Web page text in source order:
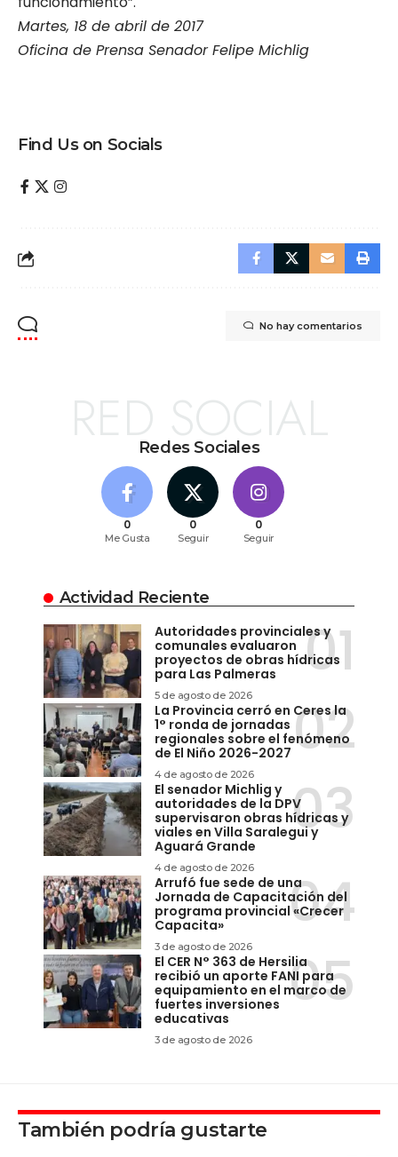
Martes, 18 de abril de 2017
Oficina de Prensa Senador Felipe Michlig
Find Us on Socials
No hay comentarios
Redes Sociales
RED SOCIAL
0
Me Gusta
0
Seguir
0
Seguir
Actividad Reciente
Autoridades provinciales y
comunales evaluaron
proyectos de obras hídricas
para Las Palmeras
5 de agosto de 2026
La Provincia cerró en Ceres la
1° ronda de jornadas
regionales sobre el fenómeno
de El Niño 2026-2027
4 de agosto de 2026
El senador Michlig y
autoridades de la DPV
supervisaron obras hídricas y
viales en Villa Saralegui y
Aguará Grande
4 de agosto de 2026
Arrufó fue sede de una
Jornada de Capacitación del
programa provincial «Crecer
Capacita»
3 de agosto de 2026
El CER N° 363 de Hersilia
recibió un aporte FANI para
equipamiento en el marco de
fuertes inversiones
educativas
3 de agosto de 2026
También podría gustarte